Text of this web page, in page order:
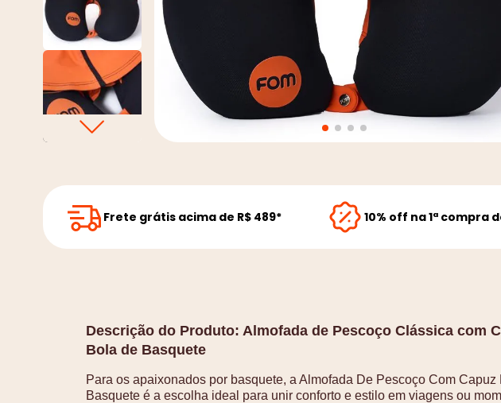
Frete grátis acima de R$ 489* 10% off na 1ª compra
Descrição do Produto: Almofada de Pescoço Clássica com
Bola de Basquete
Para os apaixonados por basquete, a Almofada De Pescoço Com Capuz
Basquete é a escolha ideal para unir conforto e estilo em viagens ou